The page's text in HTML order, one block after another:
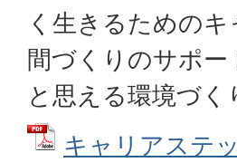
く生きるための
間づくりのサポ
と思える環境づ
キャリアステ